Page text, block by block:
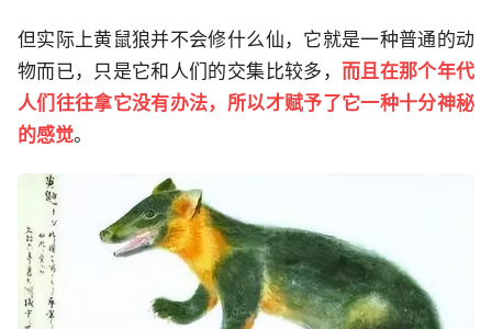
但实际上黄鼠狼并不会修什么仙，它就是一种普通的动
物而已，只是它和人们的交集比较多， 而且在那个年代
人们往往拿它没有办法，所以才赋予了它一种十分神秘
的感觉。